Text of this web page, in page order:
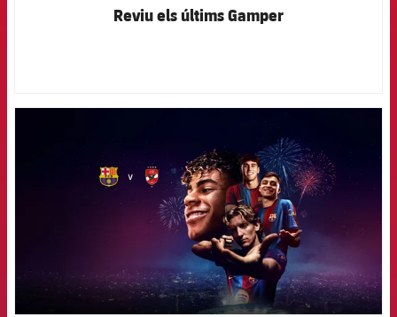
Reviu els últims Gamper